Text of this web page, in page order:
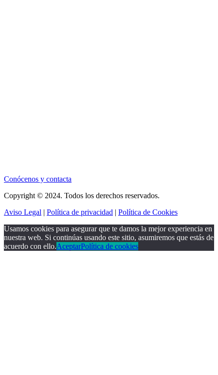
Conócenos y contacta
Copyright © 2024. Todos los derechos reservados.
Aviso Legal | Política de privacidad | Política de Cookies
Usamos cookies para asegurar que te damos la mejor experiencia en
nuestra web. Si continúas usando este sitio, asumiremos que estás de
acuerdo con ello.AceptarPolítica de cookies